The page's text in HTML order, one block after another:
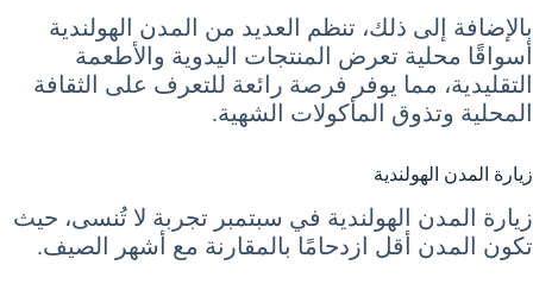
بالإضافة إلى ذلك، تنظم العديد من المدن الهولندية
أسواقًا محلية تعرض المنتجات اليدوية والأطعمة
التقليدية، مما يوفر فرصة رائعة للتعرف على الثقافة
المحلية وتذوق المأكولات الشهية.
زيارة المدن الهولندية
زيارة المدن الهولندية في سبتمبر تجربة لا تُنسى، حيث
تكون المدن أقل ازدحامًا بالمقارنة مع أشهر الصيف.